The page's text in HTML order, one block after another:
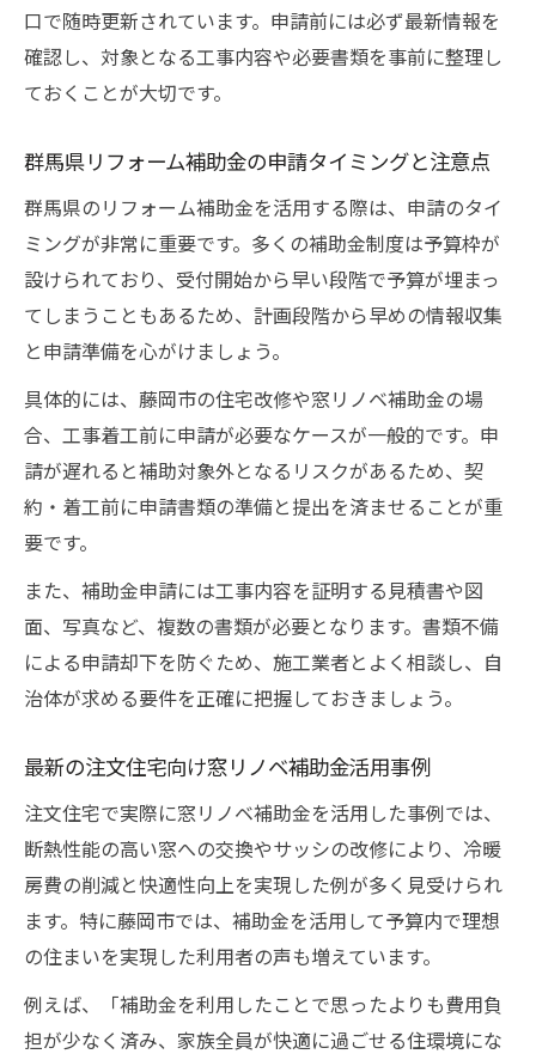
口で随時更新されています。申請前には必ず最新情報を
確認し、対象となる工事内容や必要書類を事前に整理し
ておくことが大切です。
群馬県リフォーム補助金の申請タイミングと注意点
群馬県のリフォーム補助金を活用する際は、申請のタイ
ミングが非常に重要です。多くの補助金制度は予算枠が
設けられており、受付開始から早い段階で予算が埋まっ
てしまうこともあるため、計画段階から早めの情報収集
と申請準備を心がけましょう。
具体的には、藤岡市の住宅改修や窓リノベ補助金の場
合、工事着工前に申請が必要なケースが一般的です。申
請が遅れると補助対象外となるリスクがあるため、契
約・着工前に申請書類の準備と提出を済ませることが重
要です。
また、補助金申請には工事内容を証明する見積書や図
面、写真など、複数の書類が必要となります。書類不備
による申請却下を防ぐため、施工業者とよく相談し、自
治体が求める要件を正確に把握しておきましょう。
最新の注文住宅向け窓リノベ補助金活用事例
注文住宅で実際に窓リノベ補助金を活用した事例では、
断熱性能の高い窓への交換やサッシの改修により、冷暖
房費の削減と快適性向上を実現した例が多く見受けられ
ます。特に藤岡市では、補助金を活用して予算内で理想
の住まいを実現した利用者の声も増えています。
例えば、「補助金を利用したことで思ったよりも費用負
担が少なく済み、家族全員が快適に過ごせる住環境にな